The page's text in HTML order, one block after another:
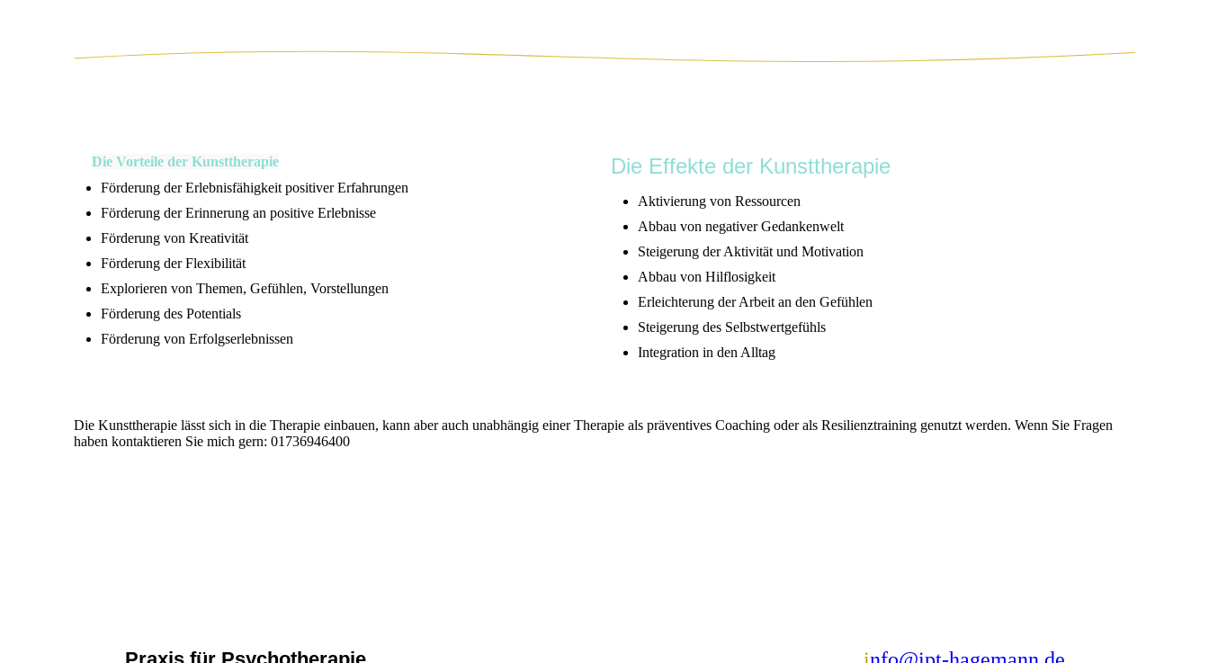
Die Vorteile der Kunsttherapie
Förderung der Erlebnisfähigkeit positiver Erfahrungen
Förderung der Erinnerung an positive Erlebnisse
Förderung von Kreativität
Förderung der Flexibilität
Explorieren von Themen, Gefühlen, Vorstellungen
Förderung des Potentials
Förderung von Erfolgserlebnissen
Die Effekte der Kunsttherapie
Aktivierung von Ressourcen
Abbau von negativer Gedankenwelt
Steigerung der Aktivität und Motivation
Abbau von Hilflosigkeit
Erleichterung der Arbeit an den Gefühlen
Steigerung des Selbstwertgefühls
Integration in den Alltag
Die Kunsttherapie lässt sich in die Therapie einbauen, kann aber auch unabhängig einer Therapie als präventives Coaching oder als Resilienztraining genutzt werden. Wenn Sie Fragen
haben kontaktieren Sie mich gern: 01736946400